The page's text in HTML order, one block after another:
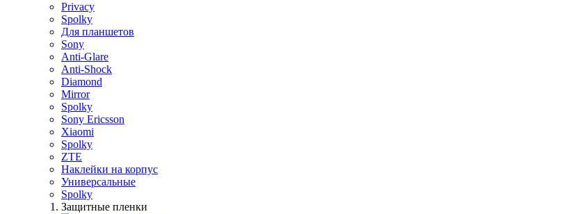
Privacy
Spolky
Для планшетов
Sony
Anti-Glare
Anti-Shock
Diamond
Mirror
Spolky
Sony Ericsson
Xiaomi
Spolky
ZTE
Наклейки на корпус
Универсальные
Spolky
Защитные пленки